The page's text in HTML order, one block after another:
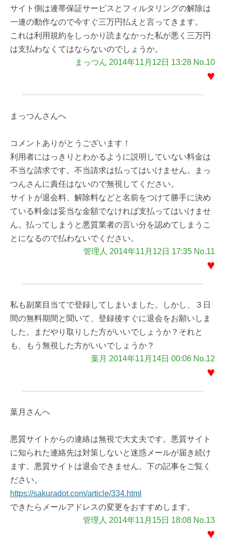
サイト側は連帯保証サービスとフィルタリングの解除は
一連の動作なので今すぐ三万円払えと言ってきます。
これは利用規約をしっかり読まなかった私が悪く三万円
は支払わなくてはならないのでしょうか。
まっつん 2014年11月12日 13:28 No.10
♥
まっつんさんへ
コメントありがとうございます！
利用者にはっきりとわかるように説明していない料金は
不当な請求です。不当請求は払ってはいけません。まっ
つんさんに責任はないので無視してください。
サイトが退会料、解除料などと名前をつけて勝手に決め
ている料金は妥当な金額でなければ支払ってはいけませ
ん。払ってしまうと悪質業者の言い分を認めてしまうこ
とになるので払わないでください。
管理人 2014年11月12日 17:35 No.11
♥
私も副業目当てで登録してしまいました。しかし、３日
間の無料期間と聞いて、登録後すぐに退会をお願いしま
した。まだやり取りした方がいいでしょうか？それと
も、もう無視した方がいいでしょうか？
葉月 2014年11月14日 00:06 No.12
♥
葉月さんへ
悪質サイトからの連絡は無視で大丈夫です。悪質サイト
に知られた連絡先は対策しないと迷惑メールが届き続け
ます。悪質サイトは退会できません。下の記事をご覧く
ださい。
https://sakuradot.com/article/334.html
できたらメールアドレスの変更をおすすめします。
管理人 2014年11月15日 18:08 No.13
♥